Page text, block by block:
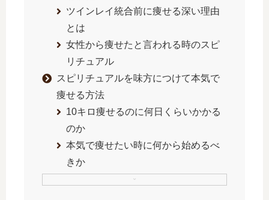
ツインレイ統合前に痩せる深い理由
とは
女性から痩せたと言われる時のスピ
リチュアル
スピリチュアルを味方につけて本気で
痩せる方法
10キロ痩せるのに何日くらいかかる
のか
本気で痩せたい時に何から始めるべ
きか